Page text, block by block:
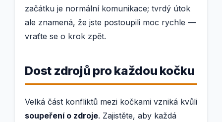
začátku je normální komunikace; tvrdý útok
ale znamená, že jste postoupili moc rychle —
vraťte se o krok zpět.
Dost zdrojů pro každou kočku
Velká část konfliktů mezi kočkami vzniká kvůli
soupeření o zdroje. Zajistěte, aby každá